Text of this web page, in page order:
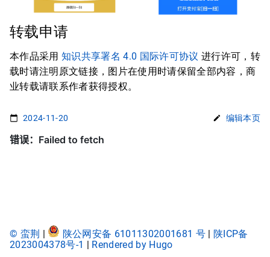
转载申请
本作品采用 知识共享署名 4.0 国际许可协议 进行许可，转
载时请注明原文链接，图片在使用时请保留全部内容，商
业转载请联系作者获得授权。
2024-11-20 编辑本页
© 蛮荆 | 陕公网安备 61011302001681 号| 陕ICP备
2023004378号-1 | Rendered by Hugo